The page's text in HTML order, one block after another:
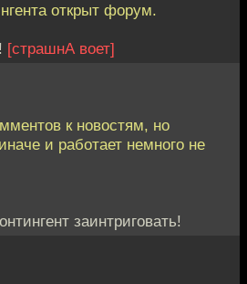
открыт форум.
[страшнА воет]
к новостям, но
и работает немного не
заинтриговать!